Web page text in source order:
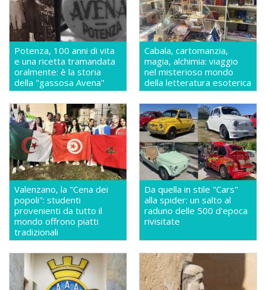
Potenza, 100 anni di vita
e una ricetta tramandata
oralmente: è la storia
della "gassosa Avena"
Cabala, cartomanzia,
magia, alchimia: viaggio
nel misterioso mondo
della letteratura esoterica
Valenzano, la "Cena dei
popoli": studenti
provenienti da tutto il
mondo offrono piatti
tradizionali
Da quella in stile "Cars"
alla spider: un salto al
raduno delle 500 d'epoca
rivisitate